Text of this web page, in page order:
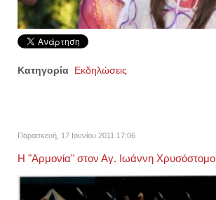
Κατηγορία Εκδηλώσεις
Παρασκευή, 17 Ιουνίου 2011 17:06
Η "Αρμονία" στον Αγ. Ιωάννη Χρυσόστομο